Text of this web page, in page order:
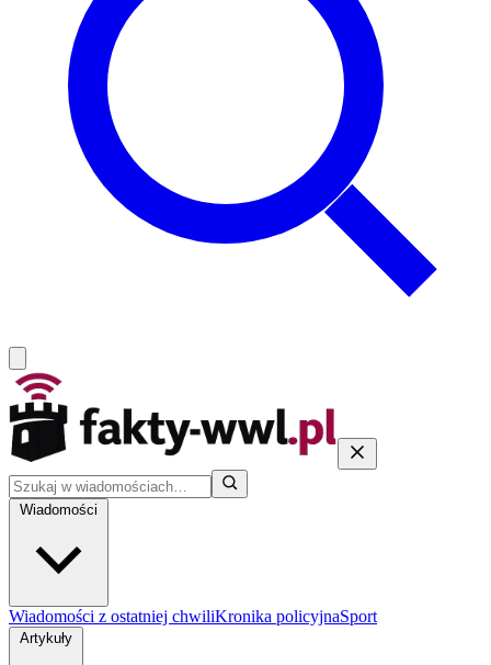
Wiadomości
Wiadomości z ostatniej chwiliKronika policyjnaSport
Artykuły